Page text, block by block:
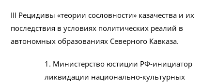
III Рецидивы «теории сословности» казачества и их
последствия в условиях политических реалий в
автономных образованиях Северного Кавказа.
1. Министерство юстиции РФ-инициатор
ликвидации национально-культурных